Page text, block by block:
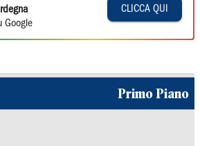
Google
CLICCA QUI
Primo Piano